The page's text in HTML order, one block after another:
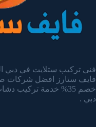
فني تركيب ستلايت في دبي
فايف ستارز افضل شركات
خصم 35% خدمة
دبي .